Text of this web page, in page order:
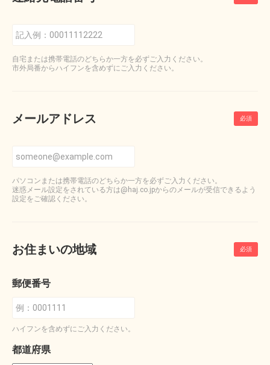
自宅または携帯電話のどちらか一方を必ずご入力ください。
市外局番からハイフンを含めずにご入力ください。
メールアドレス
パソコンまたは携帯電話のどちらか一方を必ずご入力ください。
迷惑メール設定をされている方は@haj.co.jpからのメールが受信できるよう
設定をご確認ください。
お住まいの地域
郵便番号
ハイフンを含めずにご入力ください。
都道府県